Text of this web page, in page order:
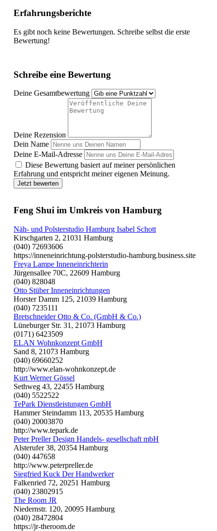
Erfahrungsberichte
Es gibt noch keine Bewertungen. Schreibe selbst die erste
Bewertung!
Schreibe eine Bewertung
Deine Gesamtbewertung
Deine Rezension
Dein Name
Deine E-Mail-Adresse
Diese Bewertung basiert auf meiner persönlichen
Erfahrung und entspricht meiner eigenen Meinung.
Jetzt bewerten
Feng Shui im Umkreis von Hamburg
Näh- und Polsterstudio Hamburg Isabel Schott
Kirschgarten 2, 21031 Hamburg
(040) 72693606
https://inneneinrichtung-polsterstudio-hamburg.business.site
Freya Lampe Inneneinrichterin
Jürgensallee 70C, 22609 Hamburg
(040) 828048
Otto Stüber Inneneinrichtungen
Horster Damm 125, 21039 Hamburg
(040) 7235111
Bretschneider Otto & Co. (GmbH & Co.)
Lüneburger Str. 31, 21073 Hamburg
(0171) 6423509
ELAN Wohnkonzept GmbH
Sand 8, 21073 Hamburg
(040) 69660252
http://www.elan-wohnkonzept.de
Kurt Werner Gössel
Sethweg 43, 22455 Hamburg
(040) 5522522
TePark Dienstleistungen GmbH
Hammer Steindamm 113, 20535 Hamburg
(040) 20003870
http://www.tepark.de
Peter Preller Design Handels- gesellschaft mbH
Alsterufer 38, 20354 Hamburg
(040) 447658
http://www.peterpreller.de
Siegfried Kuck Der Handwerker
Falkenried 72, 20251 Hamburg
(040) 23802915
The Room JR
Niedernstr. 120, 20095 Hamburg
(040) 28472804
https://jr-theroom.de